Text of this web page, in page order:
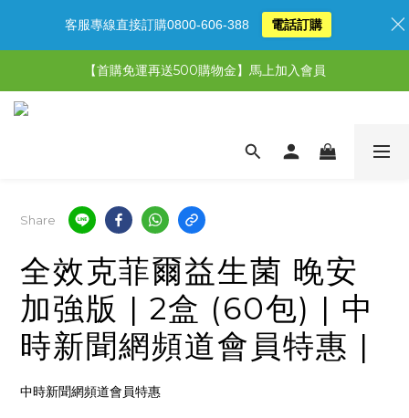
【限時特惠】全館滿1,000送500購物金！
【限時特惠】超值5選3，最高現省1,770元
【首購免運再送500購物金】馬上加入會員
Share
全效克菲爾益生菌 晚安
加強版 | 2盒 (60包) | 中
時新聞網頻道會員特惠 |
中時新聞網頻道會員特惠
客服專線直接訂購0800-606-388 電話訂購